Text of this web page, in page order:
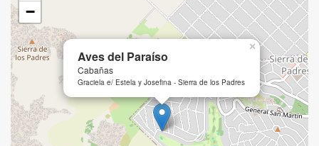
Aves del Paraíso
Cabañas
Graciela e/ Estela y Josefina - Sierra de los Padres
×
−